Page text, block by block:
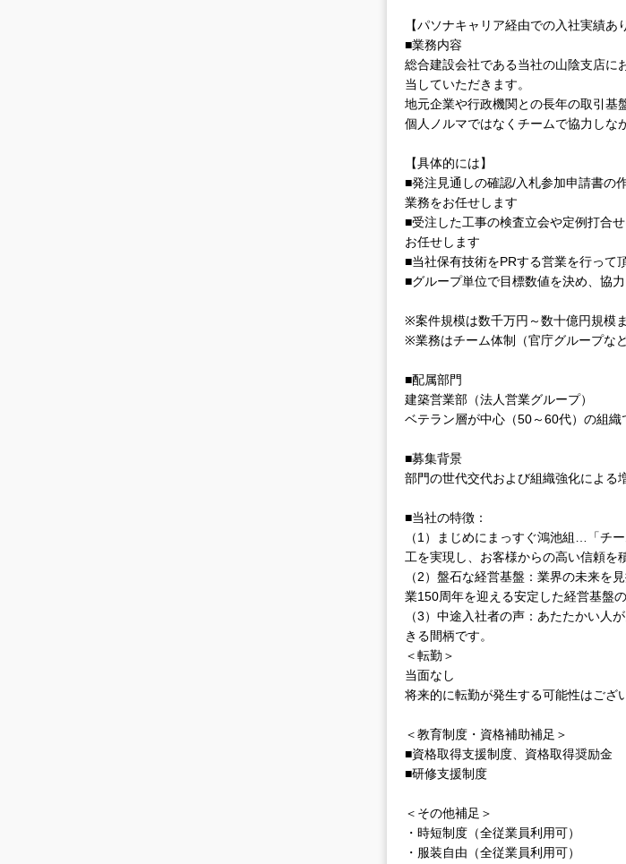
【パソナキャリア経由での入社実績あ
■業務内容
総合建設会社である当社の山陰支店に
当していただきます。
地元企業や行政機関との長年の取引基
個人ノルマではなくチームで協力しな
【具体的には】
■発注見通しの確認/入札参加申請書の
業務をお任せします
■受注した工事の検査立会や定例打合
お任せします
■当社保有技術をPRする営業を行って
■グループ単位で目標数値を決め、協
※案件規模は数千万円～数十億円規模
※業務はチーム体制（官庁グループな
■配属部門
建築営業部（法人営業グループ）
ベテラン層が中心（50～60代）の組織
■募集背景
部門の世代交代および組織強化による
■当社の特徴：
（1）まじめにまっすぐ鴻池組…「チ
工を実現し、お客様からの高い信頼を
（2）盤石な経営基盤：業界の未来を
業150周年を迎える安定した経営基盤
（3）中途入社者の声：あたたかい人
きる間柄です。
＜転勤＞
当面なし
将来的に転勤が発生する可能性はござ
＜教育制度・資格補助補足＞
■資格取得支援制度、資格取得奨励金
■研修支援制度
＜その他補足＞
・時短制度（全従業員利用可）
・服装自由（全従業員利用可）